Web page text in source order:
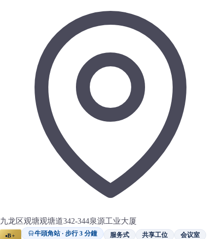
九龙区观塘观塘道342-344泉源工业大厦
B+ 牛頭角站 · 步行 3 分鐘 服务式 共享工位 会议室